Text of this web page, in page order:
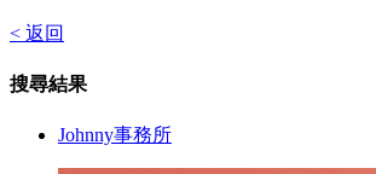
< 返回
搜尋結果
Johnny事務所